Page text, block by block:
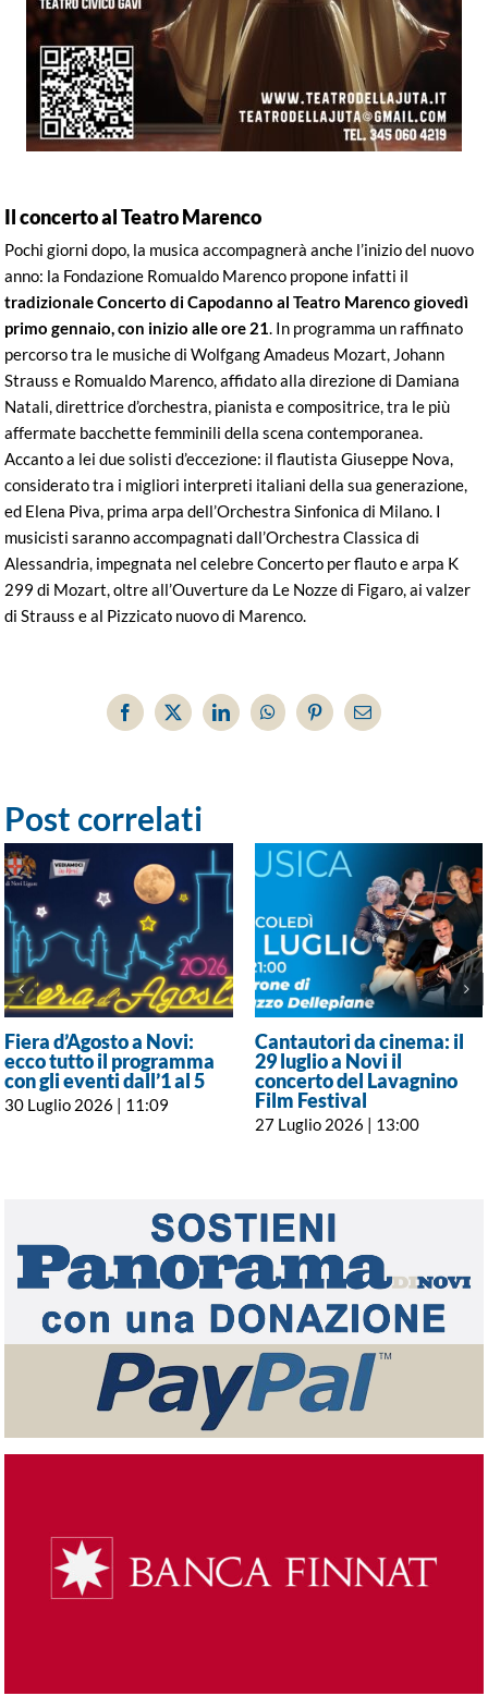
Il concerto al Teatro Marenco
Pochi giorni dopo, la musica accompagnerà anche l’inizio del nuovo
anno: la Fondazione Romualdo Marenco propone infatti il
tradizionale Concerto di Capodanno al Teatro Marenco giovedì
primo gennaio, con inizio alle ore 21. In programma un raffinato
percorso tra le musiche di Wolfgang Amadeus Mozart, Johann
Strauss e Romualdo Marenco, affidato alla direzione di Damiana
Natali, direttrice d’orchestra, pianista e compositrice, tra le più
affermate bacchette femminili della scena contemporanea.
Accanto a lei due solisti d’eccezione: il flautista Giuseppe Nova,
considerato tra i migliori interpreti italiani della sua generazione,
ed Elena Piva, prima arpa dell’Orchestra Sinfonica di Milano. I
musicisti saranno accompagnati dall’Orchestra Classica di
Alessandria, impegnata nel celebre Concerto per flauto e arpa K
299 di Mozart, oltre all’Ouverture da Le Nozze di Figaro, ai valzer
di Strauss e al Pizzicato nuovo di Marenco.
Facebook
X LinkedInWhatsAppPinterestEmail
Post correlati
Fiera d’Agosto a Novi:
ecco tutto il programma
con gli eventi dall’1 al 5
30 Luglio 2026 | 11:09
Cantautori da cinema: il
29 luglio a Novi il
concerto del Lavagnino
Film Festival
27 Luglio 2026 | 13:00